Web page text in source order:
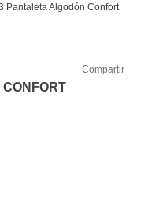
Pantaleta Algodón Confort
Compartir